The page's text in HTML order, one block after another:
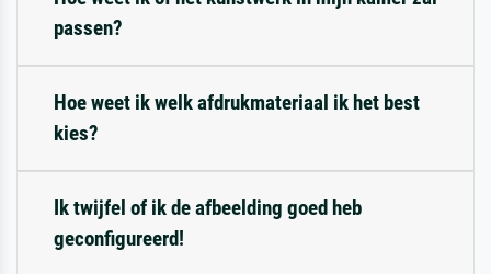
passen?
Hoe weet ik welk afdrukmateriaal ik het best
kies?
Ik twijfel of ik de afbeelding goed heb
geconfigureerd!